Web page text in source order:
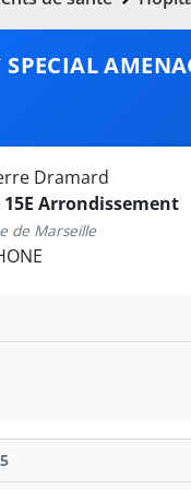
Dramard
Arrondissement
de Marseille